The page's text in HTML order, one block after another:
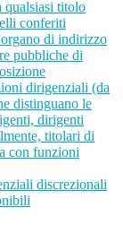
qualsiasi titolo
conferiti
di indirizzo
pubbliche di
dirigenziali (da
distinguano le
dirigenti
titolari di
con funzioni
discrezionali